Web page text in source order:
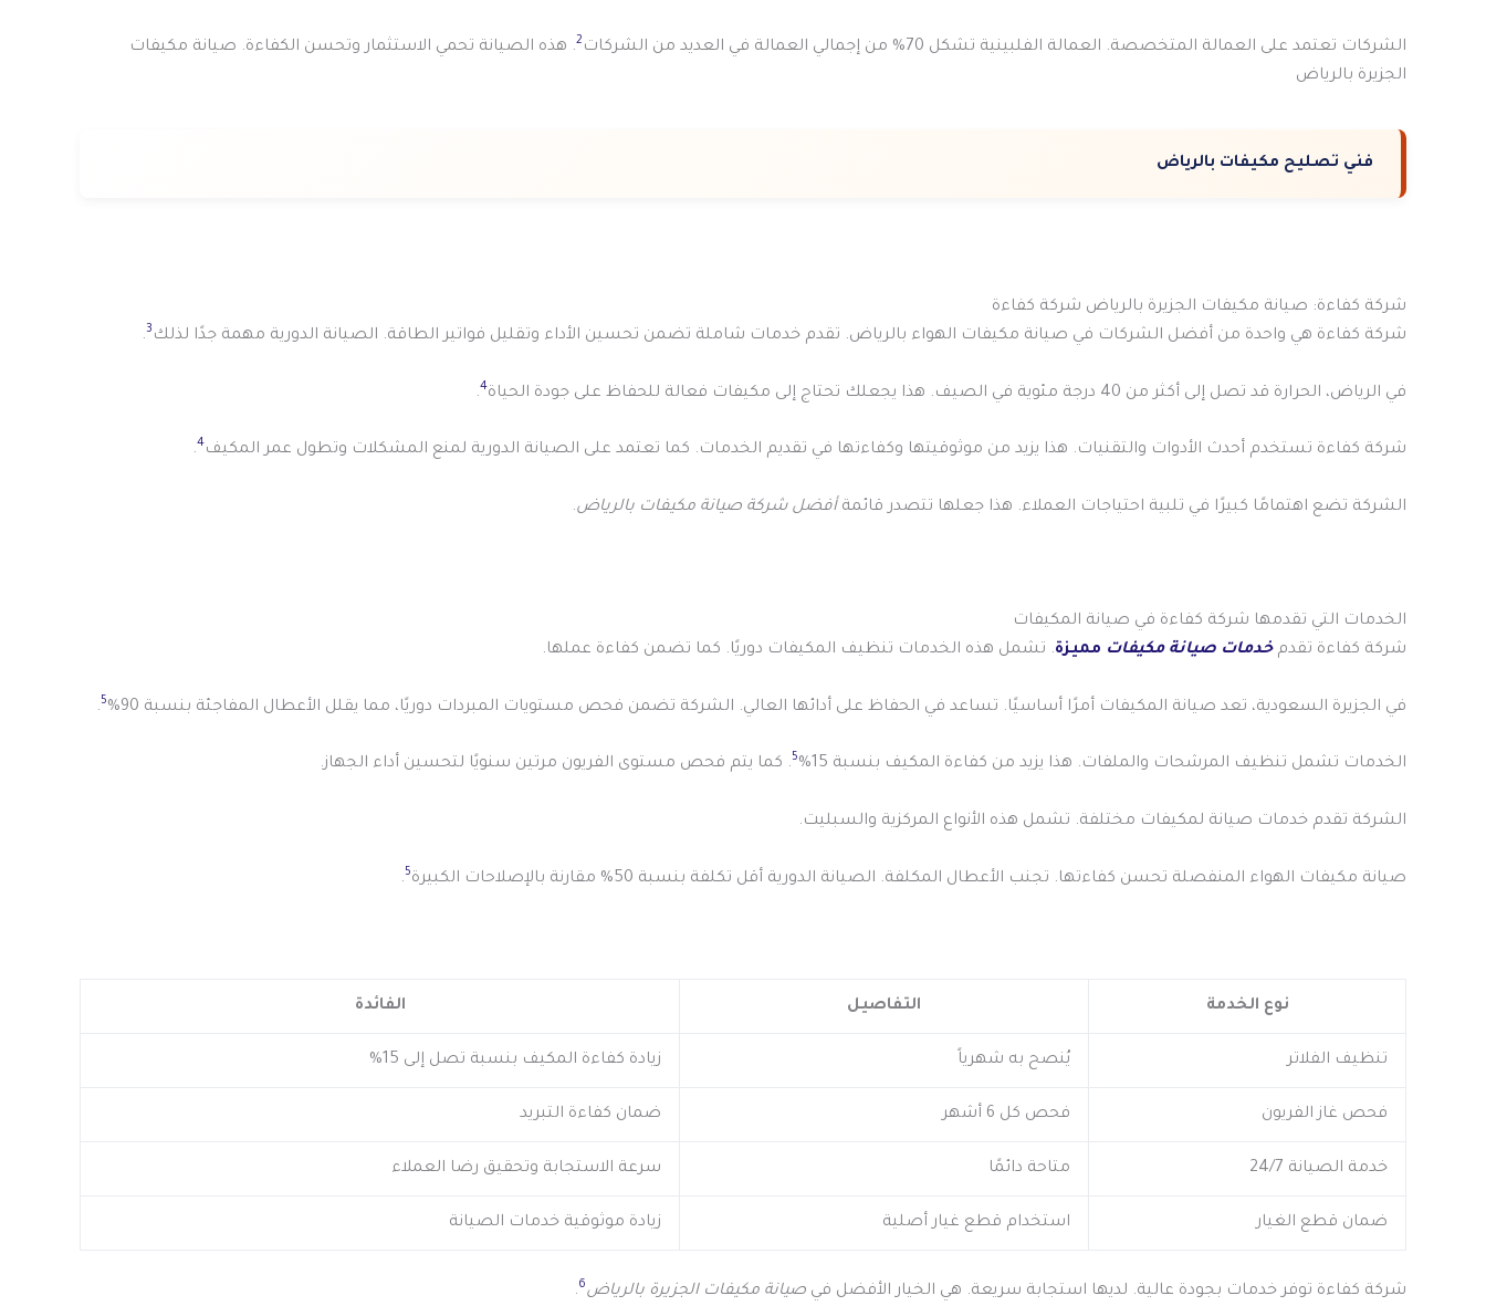
الشركات تعتمد على العمالة المتخصصة. العمالة الفلبينية تشكل 70% من إجمالي العمالة في العديد من الشركات 2. هذه الصيانة تحمي الاستثمار وتحسن الكفاءة. صيانة مكيفات
الجزيرة بالرياض
فني تصليح مكيفات بالرياض
شركة كفاءة: صيانة مكيفات الجزيرة بالرياض شركة كفاءة
شركة كفاءة هي واحدة من أفضل الشركات في صيانة مكيفات الهواء بالرياض. تقدم خدمات شاملة تضمن تحسين الأداء وتقليل فواتير الطاقة. الصيانة الدورية مهمة جدًا لذلك 3
.
في الرياض، الحرارة قد تصل إلى أكثر من 40 درجة مئوية في الصيف. هذا يجعلك تحتاج إلى مكيفات فعالة للحفاظ على جودة الحياة 4
.
شركة كفاءة تستخدم أحدث الأدوات والتقنيات. هذا يزيد من موثوقيتها وكفاءتها في تقديم الخدمات. كما تعتمد على الصيانة الدورية لمنع المشكلات وتطول عمر المكيف4
.
الشركة تضع اهتمامًا كبيرًا في تلبية احتياجات العملاء. هذا جعلها تتصدر قائمةأفضل شركة صيانة مكيفات بالرياض.
الخدمات التي تقدمها شركة كفاءة في صيانة المكيفات
شركة كفاءة تقدمخدمات صيانة مكيفات مميزة. تشمل هذه الخدمات تنظيف المكيفات دوريًا. كما تضمن كفاءة عملها.
في الجزيرة السعودية، تعد صيانة المكيفات أمرًا أساسيًا. تساعد في الحفاظ على أدائها العالي. الشركة تضمن فحص مستويات المبردات دوريًا، مما يقلل الأعطال المفاجئة بنسبة 90% 5
.
الخدمات تشمل تنظيف المرشحات والملفات. هذا يزيد من كفاءة المكيف بنسبة 15% 5. كما يتم فحص مستوى الفريون مرتين سنويًا لتحسين أداء الجهاز.
الشركة تقدم خدمات صيانة لمكيفات مختلفة. تشمل هذه الأنواع المركزية والسبليت.
صيانة مكيفات الهواء المنفصلة تحسن كفاءتها. تجنب الأعطال المكلفة. الصيانة الدورية أقل تكلفة بنسبة 50% مقارنة بالإصلاحات الكبيرة 5
.
نوع الخدمة التفاصيل الفائدة
تنظيف الفلاتر يُنصح به شهرياً زيادة كفاءة المكيف بنسبة تصل إلى 15%
فحص غاز الفريون فحص كل 6 أشهر ضمان كفاءة التبريد
خدمة الصيانة 24/7 متاحة دائمًا سرعة الاستجابة وتحقيق رضا العملاء
ضمان قطع الغيار استخدام قطع غيار أصلية زيادة موثوقية خدمات الصيانة
شركة كفاءة توفر خدمات بجودة عالية. لديها استجابة سريعة. هي الخيار الأفضل في صيانة مكيفات الجزيرة بالرياض6
.